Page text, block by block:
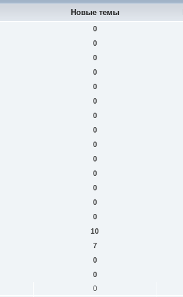
Новые темы
0
0
0
0
0
0
0
0
0
0
0
0
0
0
10
7
0
0
0